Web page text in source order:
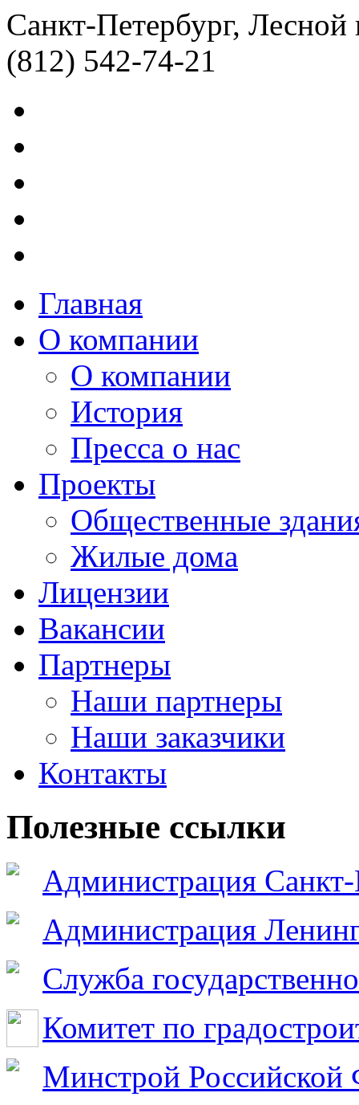
Санкт-Петербург,
(812) 542-74-21
Главная
О компании
О компании
История
Пресса о нас
Проекты
Общественные
Жилые дома
Лицензии
Вакансии
Партнеры
Наши партнеры
Наши заказчики
Контакты
Полезные ссылки
Администрация Санкт-
Администрация
Служба
Комитет по
Минстрой Российской